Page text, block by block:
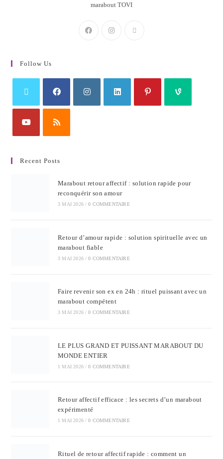
marabout TOVI
Follow Us
Recent Posts
Marabout retour affectif : solution rapide pour
reconquérir son amour
3 MAI 2026 / 0 COMMENTAIRE
Retour d’amour rapide : solution spirituelle avec un
marabout fiable
3 MAI 2026 / 0 COMMENTAIRE
Faire revenir son ex en 24h : rituel puissant avec un
marabout compétent
3 MAI 2026 / 0 COMMENTAIRE
LE PLUS GRAND ET PUISSANT MARABOUT DU
MONDE ENTIER
1 MAI 2026 / 0 COMMENTAIRE
Retour affectif efficace : les secrets d’un marabout
expérimenté
1 MAI 2026 / 0 COMMENTAIRE
Rituel de retour affectif rapide : comment un